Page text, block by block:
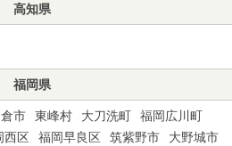
高知県
福岡県
市 東峰村 大刀洗町
福岡広川町
西区 福岡早良区 筑紫野市 大野城市